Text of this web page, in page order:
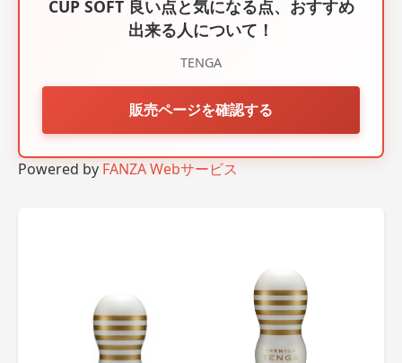
CUP SOFT 良い点と気になる点、おすすめ
出来る人について！
TENGA
販売ページを確認する
Powered by FANZA Webサービス